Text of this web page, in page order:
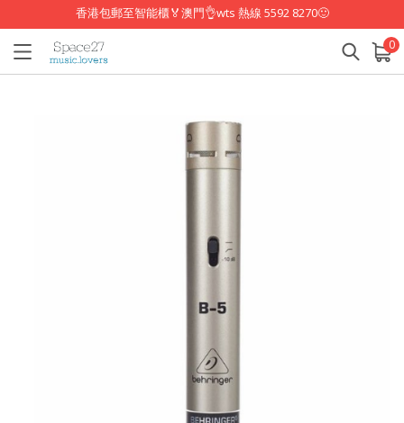
香港包郵至智能櫃🏅澳門👌wts 熱線 5592 8270🙂
0
已加入購物車 查看